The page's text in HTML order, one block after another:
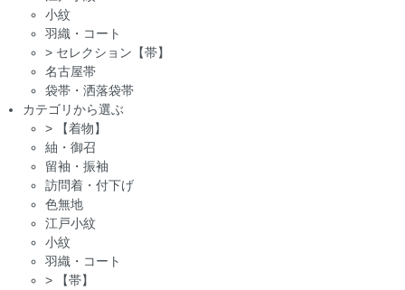
小紋
羽織・コート
> セレクション【帯】
名古屋帯
袋帯・洒落袋帯
カテゴリから選ぶ
>
【着物】
紬・御召
留袖・振袖
訪問着・付下げ
色無地
江戸小紋
小紋
羽織・コート
>
【帯】